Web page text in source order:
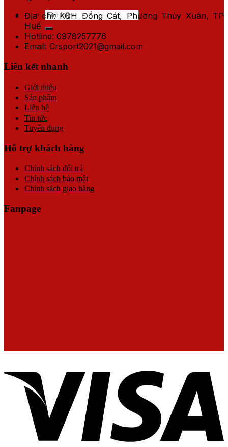
Tìm
Địa chỉ: KQH Đồng Cát, Phường Thủy Xuân, TP
Huế
Hotline: 0978257776
Email: Crsport2021@gmail.com
Liên kết nhanh
Giới thiệu
Sản phẩm
Liên hệ
Tin tức
Tuyển dụng
Hỗ trợ khách hàng
Chính sách đổi trả
Chính sách bảo mật
Chính sách giao hàng
Fanpage